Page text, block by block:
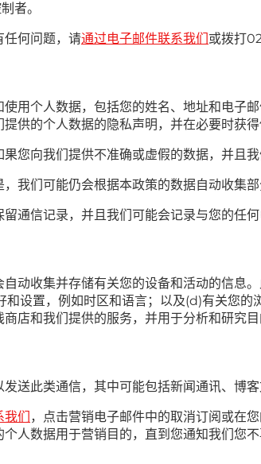
者。
任何问题，请通过电子邮件联系我们或拨打
用个人数据，包括您的姓名、地址和电
供的个人数据的隐私声明，并在必要时获
您向我们提供不准确或虚假的数据，并且
我们可能仍会根据本政策的数据自动收集
通信记录，并且我们可能会记录与您的任何
动收集并存储有关您的设备和活动的信
和设置，例如时区和语言；以及(d)有关您
店和我们提供的服务，并用于分析和研究目
送此类通信，其中可能包括新闻通讯、博
我们 ，点击营销电子邮件中的取消订阅或在
人数据用于营销目的，直到您通知我们您不